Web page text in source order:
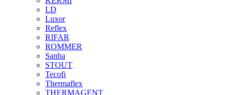
LD
Luxor
Reflex
RIFAR
ROMMER
Sanha
STOUT
Tecofi
Thermaflex
THERMAGENT